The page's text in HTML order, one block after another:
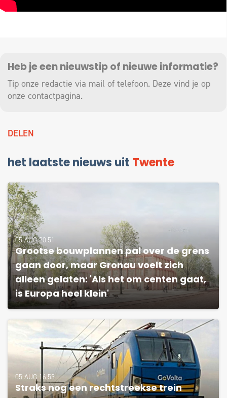
Heb je een nieuwstip of nieuwe informatie?
Tip onze redactie via mail of telefoon. Deze vind je op
onze contactpagina.
DELEN
het laatste nieuws uit Twente
05 AUG 20:51
Grootse bouwplannen pal over de grens
gaan door, maar Gronau voelt zich
alleen gelaten: 'Als het om centen gaat,
is Europa heel klein'
05 AUG 16:53
Straks nog een rechtstreekse trein